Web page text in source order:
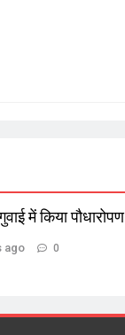
में किया पौधारोपण
ago 0